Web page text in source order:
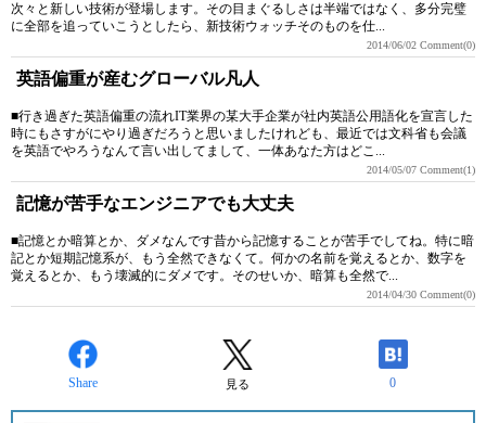
次々と新しい技術が登場します。その目まぐるしさは半端ではなく、多分完璧
に全部を追っていこうとしたら、新技術ウォッチそのものを仕...
2014/06/02 Comment(0)
英語偏重が産むグローバル凡人
■行き過ぎた英語偏重の流れIT業界の某大手企業が社内英語公用語化を宣言した
時にもさすがにやり過ぎだろうと思いましたけれども、最近では文科省も会議
を英語でやろうなんて言い出してまして、一体あなた方はどこ...
2014/05/07 Comment(1)
記憶が苦手なエンジニアでも大丈夫
■記憶とか暗算とか、ダメなんです昔から記憶することが苦手でしてね。特に暗
記とか短期記憶系が、もう全然できなくて。何かの名前を覚えるとか、数字を
覚えるとか、もう壊滅的にダメです。そのせいか、暗算も全然で...
2014/04/30 Comment(0)
Share 見る 0